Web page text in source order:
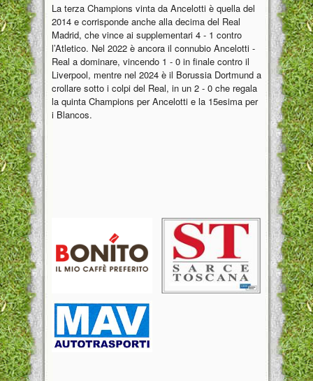
La terza Champions vinta da Ancelotti è quella del
2014 e corrisponde anche alla decima del Real
Madrid, che vince ai supplementari 4 - 1 contro
l’Atletico. Nel 2022 è ancora il connubio Ancelotti -
Real a dominare, vincendo 1 - 0 in finale contro il
Liverpool, mentre nel 2024 è il Borussia Dortmund a
crollare sotto i colpi del Real, in un 2 - 0 che regala
la quinta Champions per Ancelotti e la 15esima per
i Blancos.